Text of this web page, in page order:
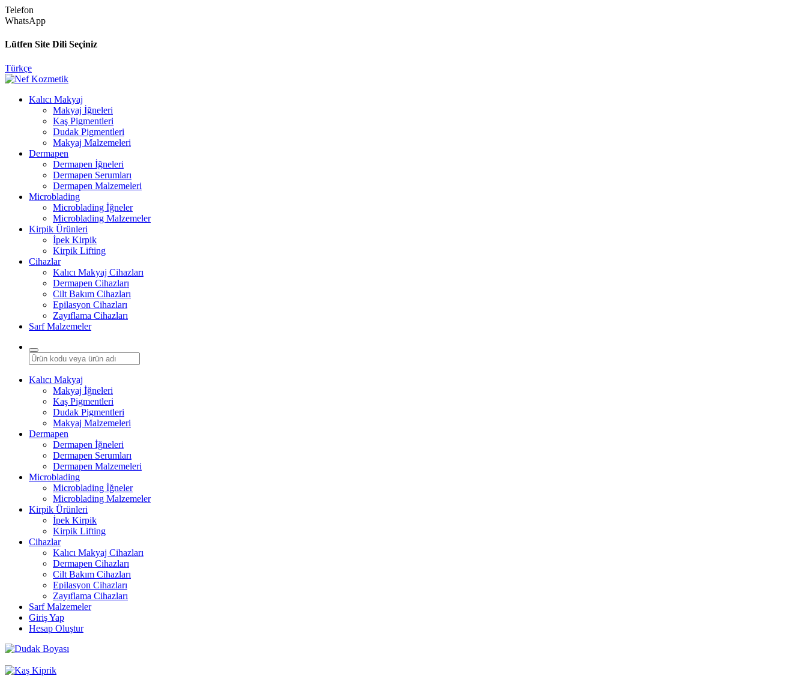
Telefon
WhatsApp
Lütfen Site Dili Seçiniz
Türkçe
Kalıcı Makyaj
Makyaj İğneleri
Kaş Pigmentleri
Dudak Pigmentleri
Makyaj Malzemeleri
Dermapen
Dermapen İğneleri
Dermapen Serumları
Dermapen Malzemeleri
Microblading
Microblading İğneler
Microblading Malzemeler
Kirpik Ürünleri
İpek Kirpik
Kirpik Lifting
Cihazlar
Kalıcı Makyaj Cihazları
Dermapen Cihazları
Cilt Bakım Cihazları
Epilasyon Cihazları
Zayıflama Cihazları
Sarf Malzemeler
Kalıcı Makyaj
Makyaj İğneleri
Kaş Pigmentleri
Dudak Pigmentleri
Makyaj Malzemeleri
Dermapen
Dermapen İğneleri
Dermapen Serumları
Dermapen Malzemeleri
Microblading
Microblading İğneler
Microblading Malzemeler
Kirpik Ürünleri
İpek Kirpik
Kirpik Lifting
Cihazlar
Kalıcı Makyaj Cihazları
Dermapen Cihazları
Cilt Bakım Cihazları
Epilasyon Cihazları
Zayıflama Cihazları
Sarf Malzemeler
Giriş Yap
Hesap Oluştur